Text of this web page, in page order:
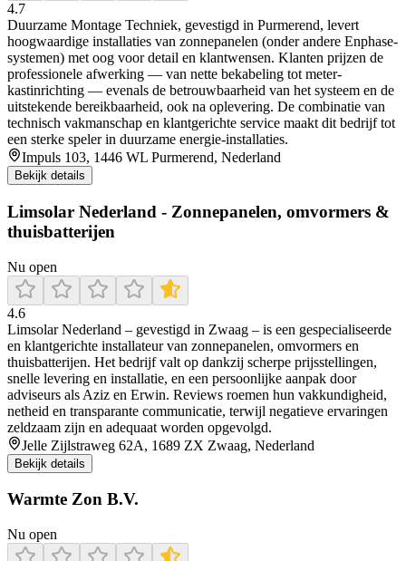
4.7
Duurzame Montage Techniek, gevestigd in Purmerend, levert
hoogwaardige installaties van zonnepanelen (onder andere Enphase-
systemen) met oog voor detail en klantwensen. Klanten prijzen de
professionele afwerking — van nette bekabeling tot meter-
kastinrichting — evenals de betrouwbaarheid van het systeem en de
uitstekende bereikbaarheid, ook na oplevering. De combinatie van
technisch vakmanschap en klantgerichte service maakt dit bedrijf tot
een sterke speler in duurzame energie-installaties.
Impuls 103, 1446 WL Purmerend, Nederland
Bekijk details
Limsolar Nederland - Zonnepanelen, omvormers &
thuisbatterijen
Nu open
4.6
Limsolar Nederland – gevestigd in Zwaag – is een gespecialiseerde
en klantgerichte installateur van zonnepanelen, omvormers en
thuisbatterijen. Het bedrijf valt op dankzij scherpe prijsstellingen,
snelle levering en installatie, en een persoonlijke aanpak door
adviseurs als Aziz en Erwin. Reviews roemen hun vakkundigheid,
netheid en transparante communicatie, terwijl negatieve ervaringen
zeldzaam zijn en adequaat worden opgevolgd.
Jelle Zijlstraweg 62A, 1689 ZX Zwaag, Nederland
Bekijk details
Warmte Zon B.V.
Nu open